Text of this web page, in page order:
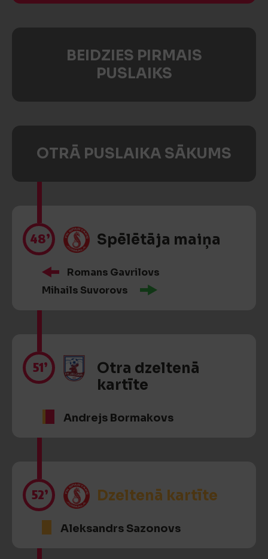
BEIDZIES PIRMAIS
PUSLAIKS
OTRĀ PUSLAIKA SĀKUMS
48’ Spēlētāja maiņa
Romans Gavrilovs
Mihails Suvorovs
51’
Otra dzeltenā
kartīte
Andrejs Bormakovs
52’ Dzeltenā kartīte
Aleksandrs Sazonovs